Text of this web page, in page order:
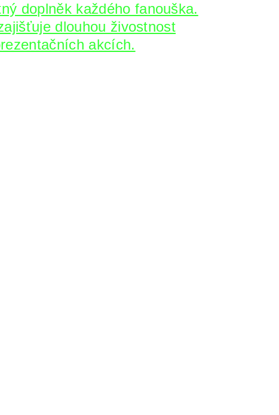
doplněk každého fanouška.
dlouhou živostnost
akcích.